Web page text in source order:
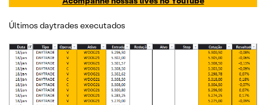
Últimos daytrades executados